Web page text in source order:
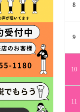
8
9
10
11